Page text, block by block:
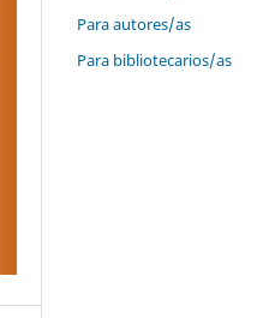
Para autores/as
Para bibliotecarios/as